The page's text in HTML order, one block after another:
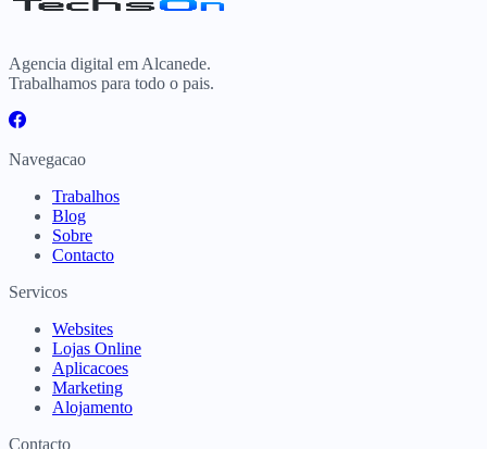
Agencia digital em Alcanede.
Trabalhamos para todo o pais.
Navegacao
Trabalhos
Blog
Sobre
Contacto
Servicos
Websites
Lojas Online
Aplicacoes
Marketing
Alojamento
Contacto